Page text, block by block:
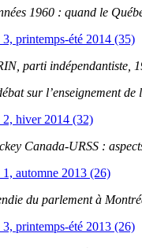
1960 : quand le
printemps-été 2014 (35)
parti indépendantiste,
sur l’enseignement de
hiver 2014 (32)
Canada-URSS :
automne 2013 (26)
du parlement à
printemps-été 2013 (26)